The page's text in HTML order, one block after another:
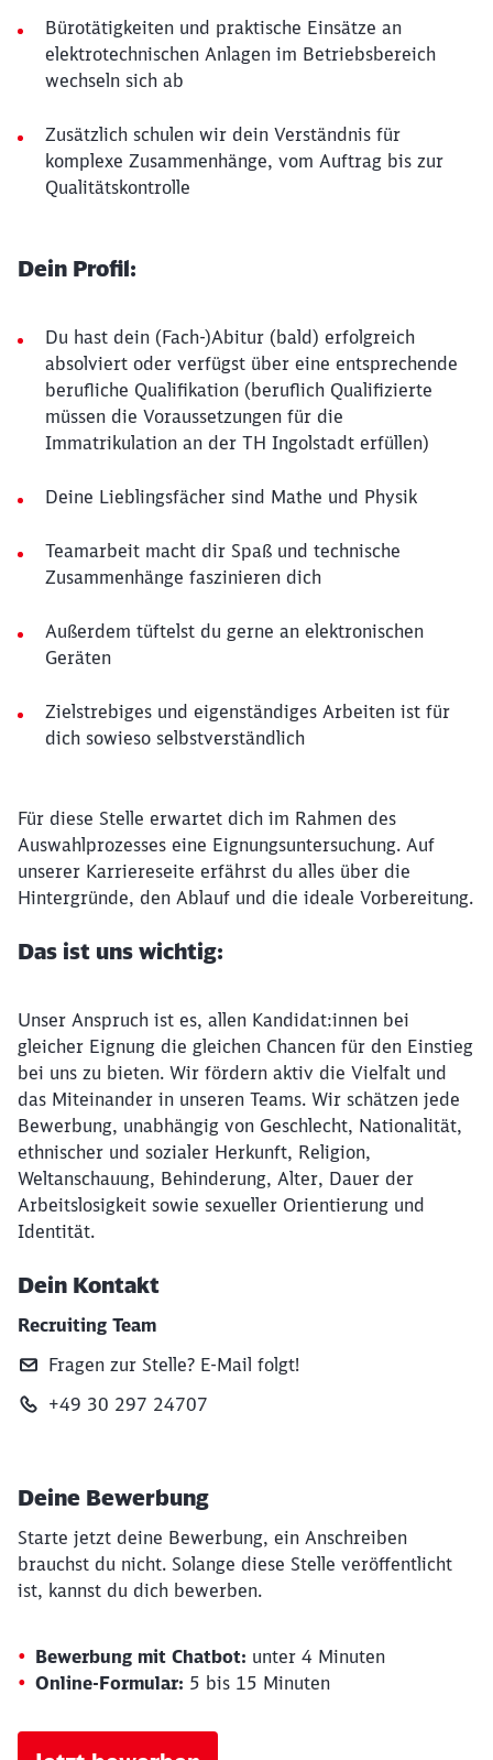
Bürotätigkeiten und praktische Einsätze an
elektrotechnischen Anlagen im Betriebsbereich
wechseln sich ab
Zusätzlich schulen wir dein Verständnis für
komplexe Zusammenhänge, vom Auftrag bis zur
Qualitätskontrolle
Dein Profil:
Du hast dein (Fach-)Abitur (bald) erfolgreich
absolviert oder verfügst über eine entsprechende
berufliche Qualifikation (beruflich Qualifizierte
müssen die Voraussetzungen für die
Immatrikulation an der TH Ingolstadt erfüllen)
Deine Lieblingsfächer sind Mathe und Physik
Teamarbeit macht dir Spaß und technische
Zusammenhänge faszinieren dich
Außerdem tüftelst du gerne an elektronischen
Geräten
Zielstrebiges und eigenständiges Arbeiten ist für
dich sowieso selbstverständlich
Für diese Stelle erwartet dich im Rahmen des
Auswahlprozesses eine Eignungsuntersuchung. Auf
unserer Karriereseite erfährst du alles über die
Hintergründe, den Ablauf und die ideale Vorbereitung.
Das ist uns wichtig:
Unser Anspruch ist es, allen Kandidat:innen bei
gleicher Eignung die gleichen Chancen für den Einstieg
bei uns zu bieten. Wir fördern aktiv die Vielfalt und
das Miteinander in unseren Teams. Wir schätzen jede
Bewerbung, unabhängig von Geschlecht, Nationalität,
ethnischer und sozialer Herkunft, Religion,
Weltanschauung, Behinderung, Alter, Dauer der
Arbeitslosigkeit sowie sexueller Orientierung und
Identität.
Dein Kontakt
Recruiting Team
Fragen zur Stelle? E‑Mail folgt!
+49 30 297 24707
Deine Bewerbung
Starte jetzt deine Bewerbung, ein Anschreiben
brauchst du nicht. Solange diese Stelle veröffentlicht
ist, kannst du dich bewerben.
Bewerbung mit Chatbot: unter 4 Minuten
Online-Formular: 5 bis 15 Minuten